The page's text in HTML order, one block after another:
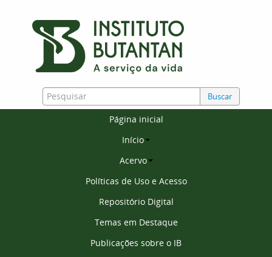
Buscar
Página inicial
Início
Acervo
Políticas de Uso e Acesso
Repositório Digital
Temas em Destaque
Publicações sobre o IB